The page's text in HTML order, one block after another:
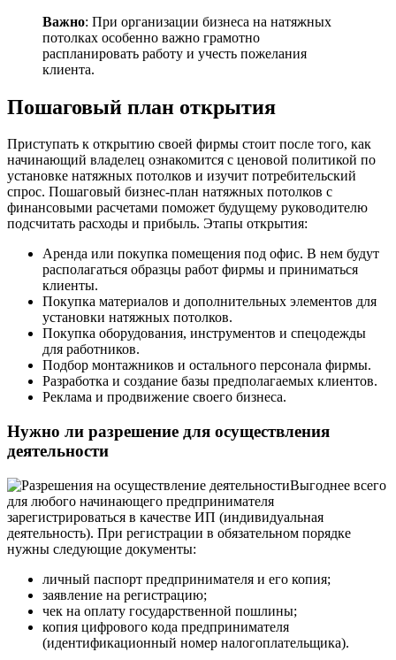
Важно: При организации бизнеса на натяжных
потолках особенно важно грамотно
распланировать работу и учесть пожелания
клиента.
Пошаговый план открытия
Приступать к открытию своей фирмы стоит после того, как
начинающий владелец ознакомится с ценовой политикой по
установке натяжных потолков и изучит потребительский
спрос. Пошаговый бизнес-план натяжных потолков с
финансовыми расчетами поможет будущему руководителю
подсчитать расходы и прибыль. Этапы открытия:
Аренда или покупка помещения под офис. В нем будут
располагаться образцы работ фирмы и приниматься
клиенты.
Покупка материалов и дополнительных элементов для
установки натяжных потолков.
Покупка оборудования, инструментов и спецодежды
для работников.
Подбор монтажников и остального персонала фирмы.
Разработка и создание базы предполагаемых клиентов.
Реклама и продвижение своего бизнеса.
Нужно ли разрешение для осуществления
деятельности
Выгоднее всего
для любого начинающего предпринимателя
зарегистрироваться в качестве ИП (индивидуальная
деятельность). При регистрации в обязательном порядке
нужны следующие документы:
личный паспорт предпринимателя и его копия;
заявление на регистрацию;
чек на оплату государственной пошлины;
копия цифрового кода предпринимателя
(идентификационный номер налогоплательщика).